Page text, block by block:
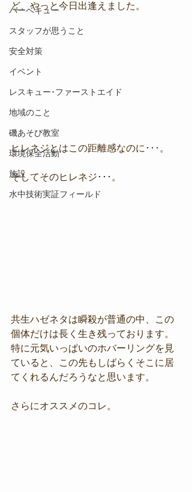
バーベキュー
スタッフが思うこと
安全対策
イベント
レスキュー･ファーストエイド
地域のこと
磯あそび教室
環境保全活動
施設
水中技術実証フィールド
ど、やっと今日出逢えました。
ヒレネジとはこの距離感なのに･･･。
そしてそのヒレネジ･･･。
共生ハゼネタは瞬殺が普通の中、この
個体だけは長く生き残っております。
特に元気いっぱいのホバーリングを見
ていると、この先もしばらくそこに居
てくれるんだろうなと思います。
さらにオススメのコレ。